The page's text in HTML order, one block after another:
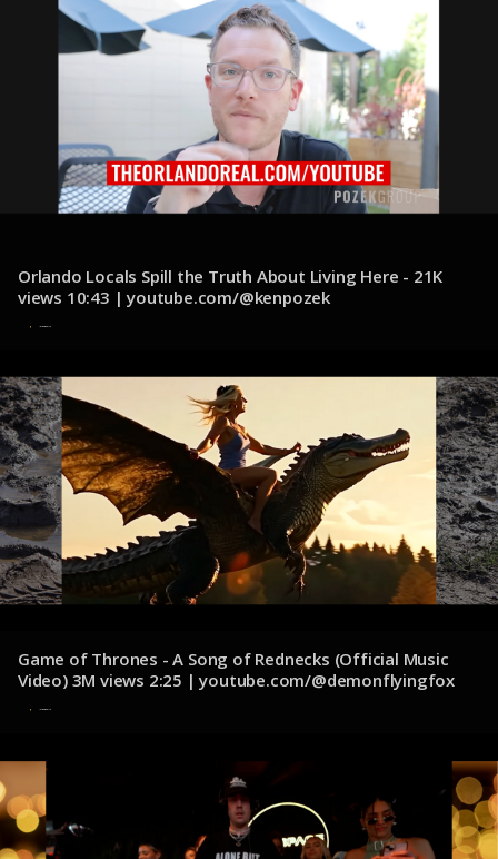
Orlando Locals Spill the Truth About Living Here - 21K
views 10:43 | youtube.com/@kenpozek
Game of Thrones - A Song of Rednecks (Official Music
Video) 3M views 2:25 | youtube.com/@demonflyingfox